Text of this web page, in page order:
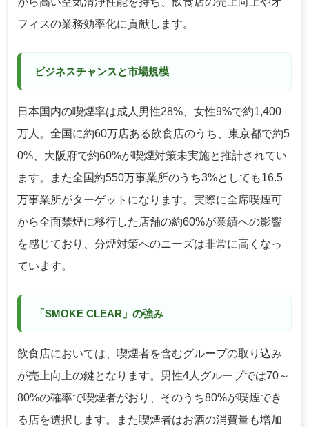
フィスの業務効率化に貢献します。
ビジネスチャンスと市場規模
日本国内の喫煙率は成人男性28%、女性9%で約1,400
万人。全国に約60万店ある飲食店のうち、東京都で約5
0%、大阪府で約60%が喫煙対策未実施と推計されてい
ます。また全国約550万事業所のうち3%としても16.5
万事業所がターゲットになります。実際に全席喫煙可
から全面禁煙に移行した店舗の約60%が業績への影響
を感じており、分煙対策へのニーズは非常に高くなっ
ています。
「SMOKE CLEAR」の強み
飲食店においては、喫煙者を含むグループの取り込み
が売上向上の鍵となります。男性4人グループでは70～
80%の確率で喫煙者がおり、そのうち80%が喫煙でき
る店を選択します。また喫煙者はお酒の消費量も増加